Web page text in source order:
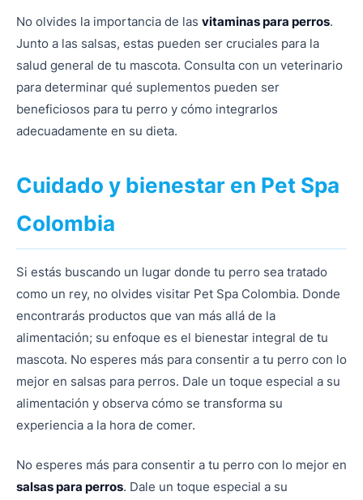
No olvides la importancia de las vitaminas para perros.
Junto a las salsas, estas pueden ser cruciales para la
salud general de tu mascota. Consulta con un veterinario
para determinar qué suplementos pueden ser
beneficiosos para tu perro y cómo integrarlos
adecuadamente en su dieta.
Cuidado y bienestar en Pet Spa
Colombia
Si estás buscando un lugar donde tu perro sea tratado
como un rey, no olvides visitar Pet Spa Colombia. Donde
encontrarás productos que van más allá de la
alimentación; su enfoque es el bienestar integral de tu
mascota. No esperes más para consentir a tu perro con lo
mejor en salsas para perros. Dale un toque especial a su
alimentación y observa cómo se transforma su
experiencia a la hora de comer.
No esperes más para consentir a tu perro con lo mejor en
salsas para perros. Dale un toque especial a su